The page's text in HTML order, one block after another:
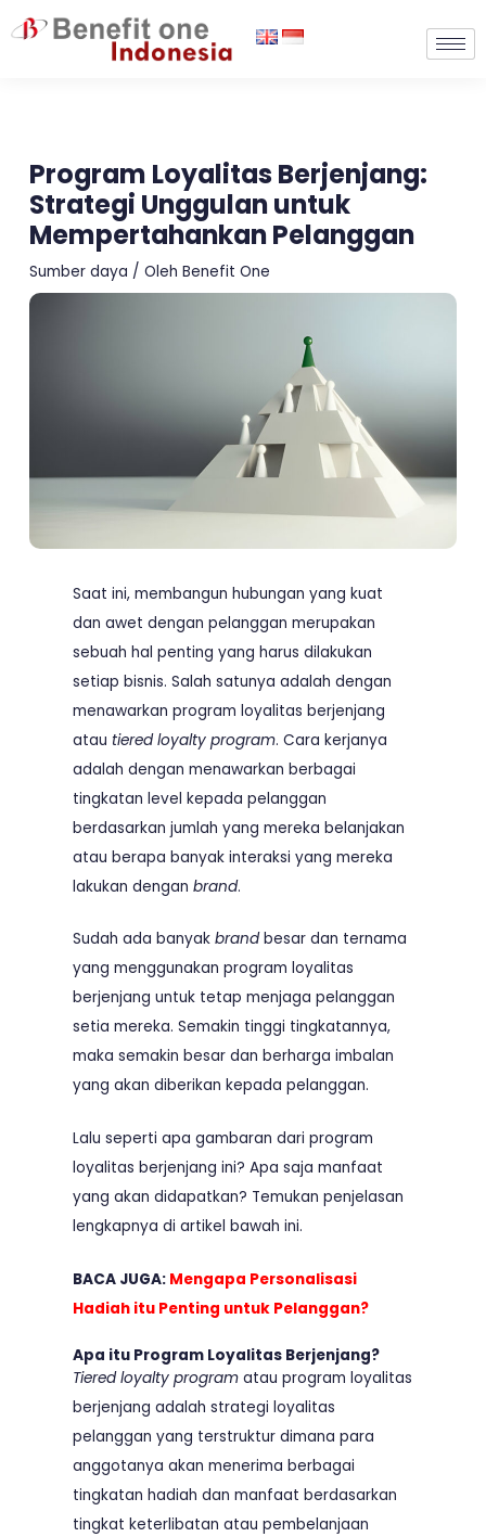
Lewati
ke
Program Loyalitas Berjenjang:
Strategi Unggulan untuk
Mempertahankan Pelanggan
Sumber daya / OlehBenefit One
Saat ini, membangun hubungan yang kuat
dan awet dengan pelanggan merupakan
sebuah hal penting yang harus dilakukan
setiap bisnis. Salah satunya adalah dengan
menawarkan program loyalitas berjenjang
atau tiered loyalty program. Cara kerjanya
adalah dengan menawarkan berbagai
tingkatan level kepada pelanggan
berdasarkan jumlah yang mereka belanjakan
atau berapa banyak interaksi yang mereka
lakukan dengan brand.
Sudah ada banyak brandbesar dan ternama
yang menggunakan program loyalitas
berjenjang untuk tetap menjaga pelanggan
setia mereka. Semakin tinggi tingkatannya,
maka semakin besar dan berharga imbalan
yang akan diberikan kepada pelanggan.
Lalu seperti apa gambaran dari program
loyalitas berjenjang ini? Apa saja manfaat
yang akan didapatkan? Temukan penjelasan
lengkapnya di artikel bawah ini.
BACA JUGA: Mengapa Personalisasi
Hadiah itu Penting untuk Pelanggan?
Apa itu Program Loyalitas Berjenjang?
Tiered loyalty program atau program loyalitas
berjenjang adalah strategi loyalitas
pelanggan yang terstruktur dimana para
anggotanya akan menerima berbagai
tingkatan hadiah dan manfaat berdasarkan
tingkat keterlibatan atau pembelanjaan